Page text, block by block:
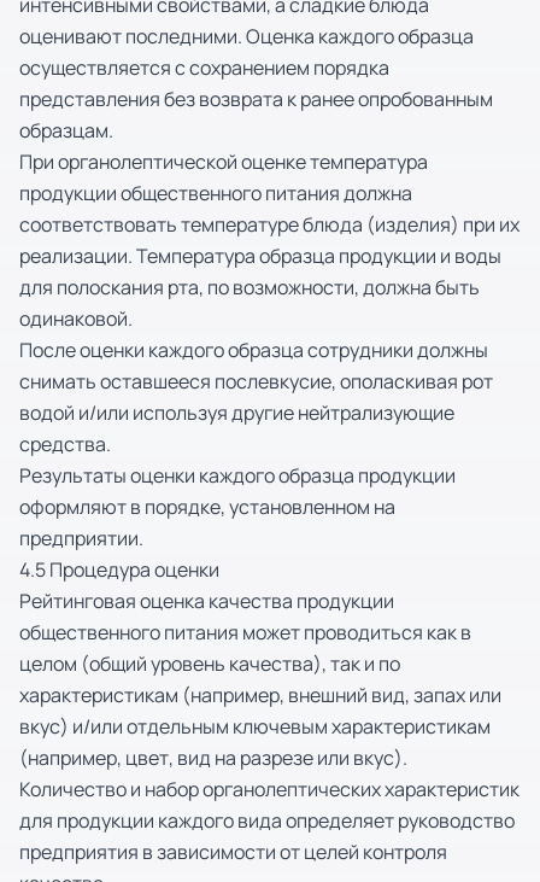
оценивают последними. Оценка каждого образца
осуществляется с сохранением порядка
представления без возврата к ранее опробованным
образцам.
При органолептической оценке температура
продукции общественного питания должна
соответствовать температуре блюда (изделия) при их
реализации. Температура образца продукции и воды
для полоскания рта, по возможности, должна быть
одинаковой.
После оценки каждого образца сотрудники должны
снимать оставшееся послевкусие, ополаскивая рот
водой и/или используя другие нейтрализующие
средства.
Результаты оценки каждого образца продукции
оформляют в порядке, установленном на
предприятии.
4.5 Процедура оценки
Рейтинговая оценка качества продукции
общественного питания может проводиться как в
целом (общий уровень качества), так и по
характеристикам (например, внешний вид, запах или
вкус) и/или отдельным ключевым характеристикам
(например, цвет, вид на разрезе или вкус).
Количество и набор органолептических характеристик
для продукции каждого вида определяет руководство
предприятия в зависимости от целей контроля